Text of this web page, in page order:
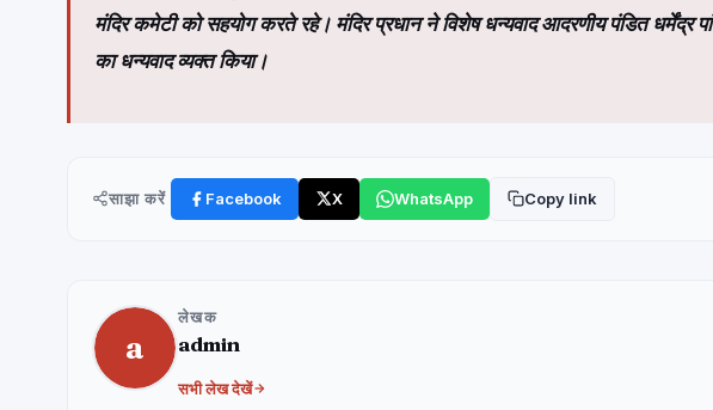
मंदिर कमेटी को सहयोग करते रहे। मंदिर प्रधान ने विशेष धन्यवाद आदरणीय पंडित धर्मेंद्र
का धन्यवाद व्यक्त किया।
साझा करें Facebook X WhatsApp Copy link
a
लेखक
admin
सभी लेख देखें